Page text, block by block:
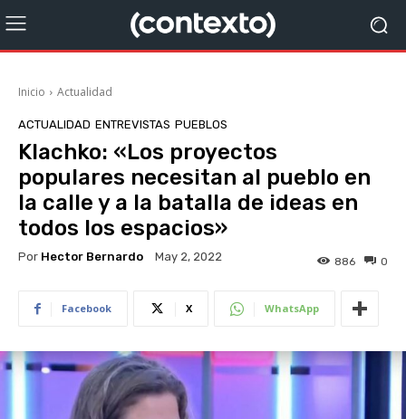
Inicio Actualidad
ACTUALIDAD ENTREVISTAS PUEBLOS
Klachko: «Los proyectos
populares necesitan al pueblo en
la calle y a la batalla de ideas en
todos los espacios»
Por Hector Bernardo May 2, 2022 0
886
Facebook X WhatsApp